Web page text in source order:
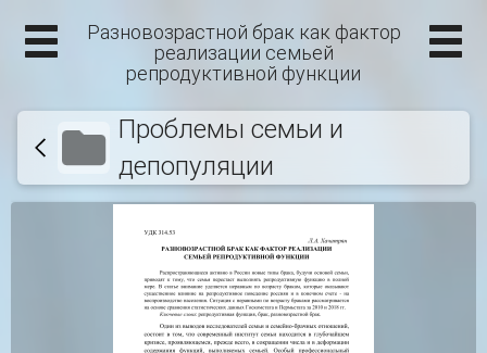
Разновозрастной брак как фактор
реализации семьей
репродуктивной функции
Проблемы семьи и
депопуляции